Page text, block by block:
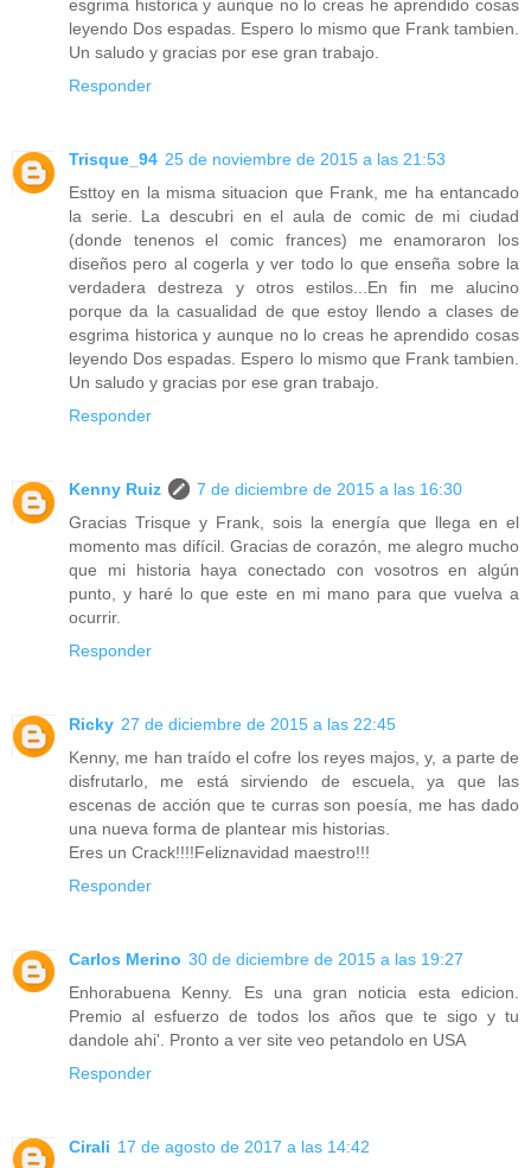
esgrima historica y aunque no lo creas he aprendido cosas
leyendo Dos espadas. Espero lo mismo que Frank tambien.
Un saludo y gracias por ese gran trabajo.
Responder
Trisque_94 25 de noviembre de 2015 a las 21:53
Esttoy en la misma situacion que Frank, me ha entancado
la serie. La descubri en el aula de comic de mi ciudad
(donde tenenos el comic frances) me enamoraron los
diseños pero al cogerla y ver todo lo que enseña sobre la
verdadera destreza y otros estilos...En fin me alucino
porque da la casualidad de que estoy llendo a clases de
esgrima historica y aunque no lo creas he aprendido cosas
leyendo Dos espadas. Espero lo mismo que Frank tambien.
Un saludo y gracias por ese gran trabajo.
Responder
Kenny Ruiz
7 de diciembre de 2015 a las 16:30
Gracias Trisque y Frank, sois la energía que llega en el
momento mas difícil. Gracias de corazón, me alegro mucho
que mi historia haya conectado con vosotros en algún
punto, y haré lo que este en mi mano para que vuelva a
ocurrir.
Responder
Ricky 27 de diciembre de 2015 a las 22:45
Kenny, me han traído el cofre los reyes majos, y, a parte de
disfrutarlo, me está sirviendo de escuela, ya que las
escenas de acción que te curras son poesía, me has dado
una nueva forma de plantear mis historias.
Eres un Crack!!!!Feliznavidad maestro!!!
Responder
Carlos Merino 30 de diciembre de 2015 a las 19:27
Enhorabuena Kenny. Es una gran noticia esta edicion.
Premio al esfuerzo de todos los años que te sigo y tu
dandole ahi'. Pronto a ver site veo petandolo en USA
Responder
Cirali 17 de agosto de 2017 a las 14:42